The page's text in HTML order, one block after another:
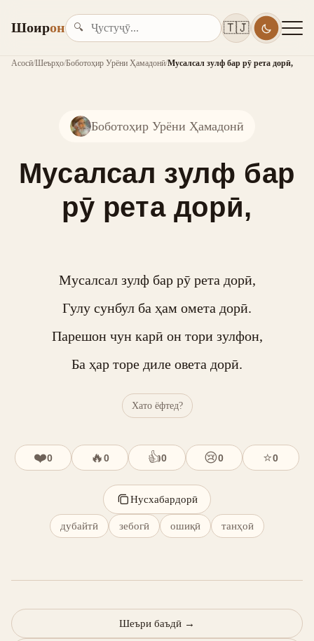
Шоирон 🔍 🇹🇯
Асосӣ/Шеърҳо/Боботоҳир Урёни Ҳамадонӣ/Мусалсал зулф бар рӯ рета дорӣ,
Боботоҳир Урёни Ҳамадонӣ
Мусалсал зулф бар
рӯ рета дорӣ,
Мусалсал зулф бар рӯ рета дорӣ,
Гулу сунбул ба ҳам омета дорӣ.
Парешон чун карӣ он тори зулфон,
Ба ҳар торе диле овета дорӣ.
Хато ёфтед?
❤️0 🔥0 👍0 😢0 ⭐0
Нусхабардорӣ
дубайтӣ зебогӣ ошиқӣ танҳоӣ
Шеъри баъдӣ →